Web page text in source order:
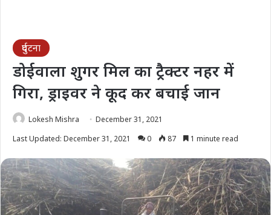
दुर्घटना
डोईवाला शुगर मिल का ट्रैक्टर नहर में
गिरा, ड्राइवर ने कूद कर बचाई जान
Lokesh Mishra
December 31, 2021
Last Updated: December 31, 2021
0 87 1 minute read